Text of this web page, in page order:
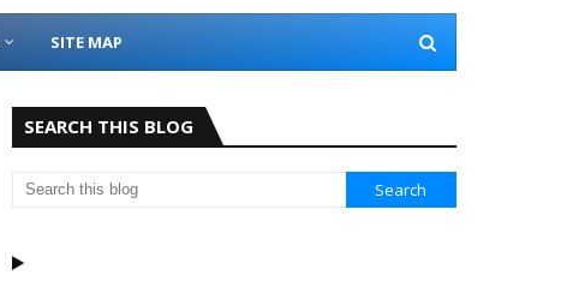
SITE MAP
SEARCH THIS BLOG